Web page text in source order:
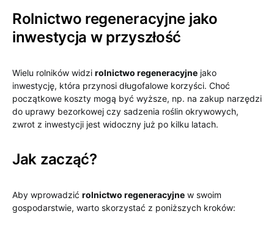
Rolnictwo regeneracyjne jako
inwestycja w przyszłość
Wielu rolników widzi rolnictwo regeneracyjne jako
inwestycję, która przynosi długofalowe korzyści. Choć
początkowe koszty mogą być wyższe, np. na zakup narzędzi
do uprawy bezorkowej czy sadzenia roślin okrywowych,
zwrot z inwestycji jest widoczny już po kilku latach.
Jak zacząć?
Aby wprowadzić rolnictwo regeneracyjne w swoim
gospodarstwie, warto skorzystać z poniższych kroków: